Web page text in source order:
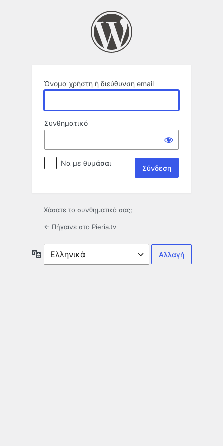
Όνομα χρήστη ή διεύθυνση email
Συνθηματικό
Να με θυμάσαι
Χάσατε το συνθηματικό σας;
← Πήγαινε στο Pieria.tv
Γλώσσα